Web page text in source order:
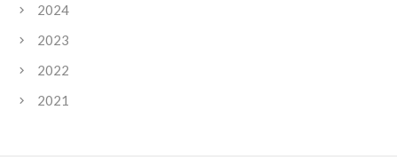
2024
2023
2022
2021